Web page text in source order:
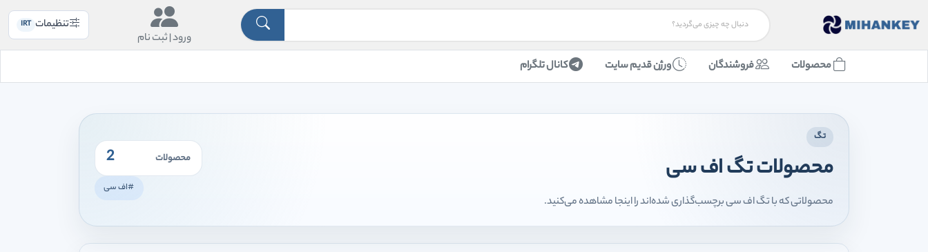
ورود |ثبت نام
تنظیمات IRT
محصولات فروشندگان ورژن قدیم سایت کانال تلگرام
تگ
محصولات تگ اف سی
محصولاتی که با تگ اف سی برچسب‌گذاری شده‌اند را اینجا مشاهده می‌کنید.
محصولات 2
#اف سی